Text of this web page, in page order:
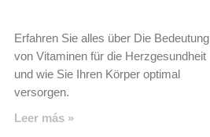
Erfahren Sie alles über Die Bedeutung
von Vitaminen für die Herzgesundheit
und wie Sie Ihren Körper optimal
versorgen.
Leer más »